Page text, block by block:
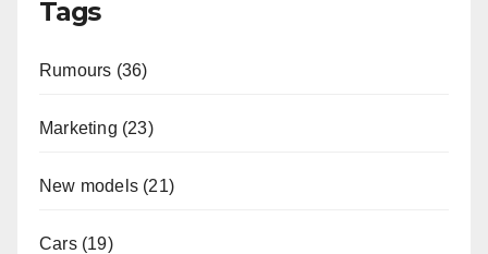
Tags
Rumours (36)
Marketing (23)
New models (21)
Cars (19)